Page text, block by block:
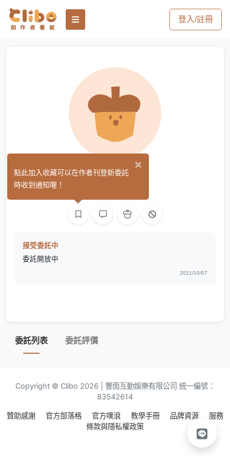
登入/註冊
狐花 (0)
接受委託中
委託開放中
2021/10/07
委託列表 委託評價
Copyright © Clibo 2026 | 響雨互動娛樂有限公司 統一編號：
83542614
贊助感謝 官方部落格 官方噗浪 教學手冊 品牌資源
服務
條款與隱私權政策
×
點此加入收藏可以在作者刊登新委託
時收到通知喔！